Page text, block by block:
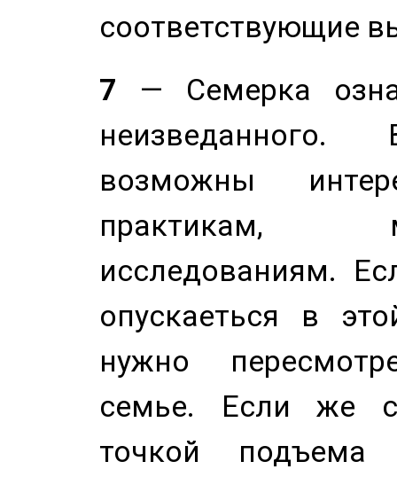
соответствующие
7 — Семерка
возможны
практикам,
исследованиям.
опускаеться в
нужно
семье. Если же
точкой